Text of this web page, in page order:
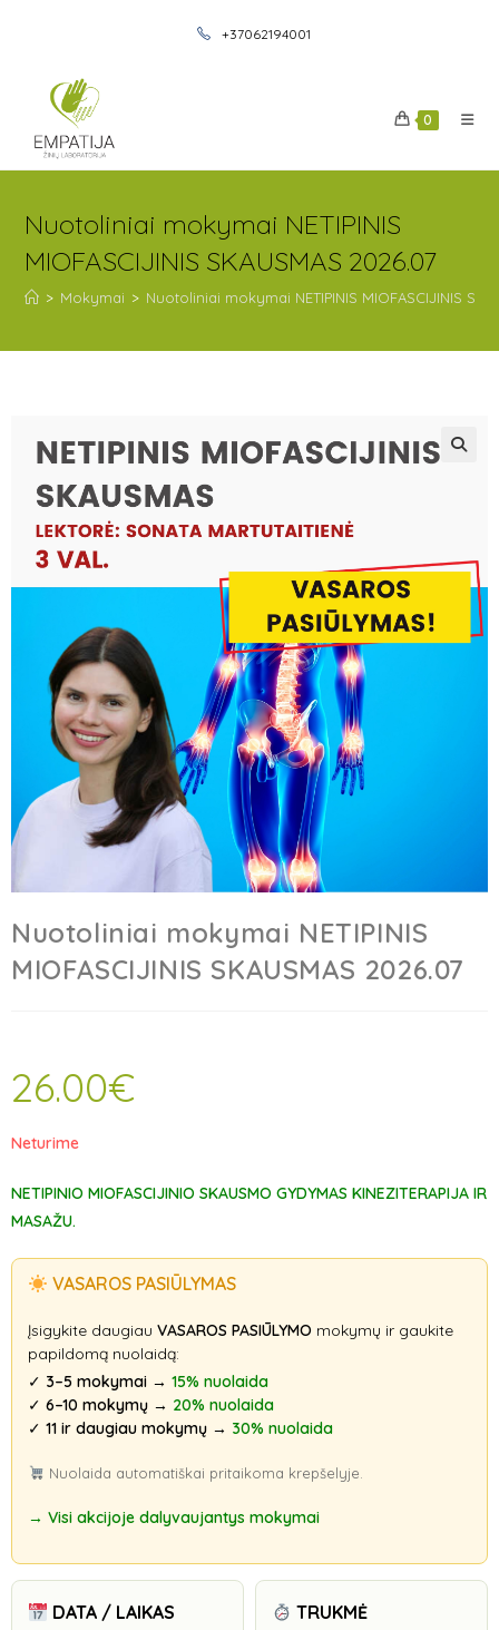
+37062194001
0
Nuotoliniai mokymai NETIPINIS
MIOFASCIJINIS SKAUSMAS 2026.07
> Mokymai > Nuotoliniai mokymai NETIPINIS MIOFASCIJINIS
Nuotoliniai mokymai NETIPINIS
MIOFASCIJINIS SKAUSMAS 2026.07
26.00€
Neturime
NETIPINIO MIOFASCIJINIO SKAUSMO GYDYMAS KINEZITERAPIJA IR
MASAŽU.
VASAROS PASIŪLYMAS
Įsigykite daugiau VASAROS PASIŪLYMO mokymų ir gaukite
papildomą nuolaidą:
✓ 3–5 mokymai → 15% nuolaida
✓ 6–10 mokymų → 20% nuolaida
✓ 11 ir daugiau mokymų → 30% nuolaida
Nuolaida automatiškai pritaikoma krepšelyje.
→ Visi akcijoje dalyvaujantys mokymai
DATA / LAIKAS TRUKMĖ